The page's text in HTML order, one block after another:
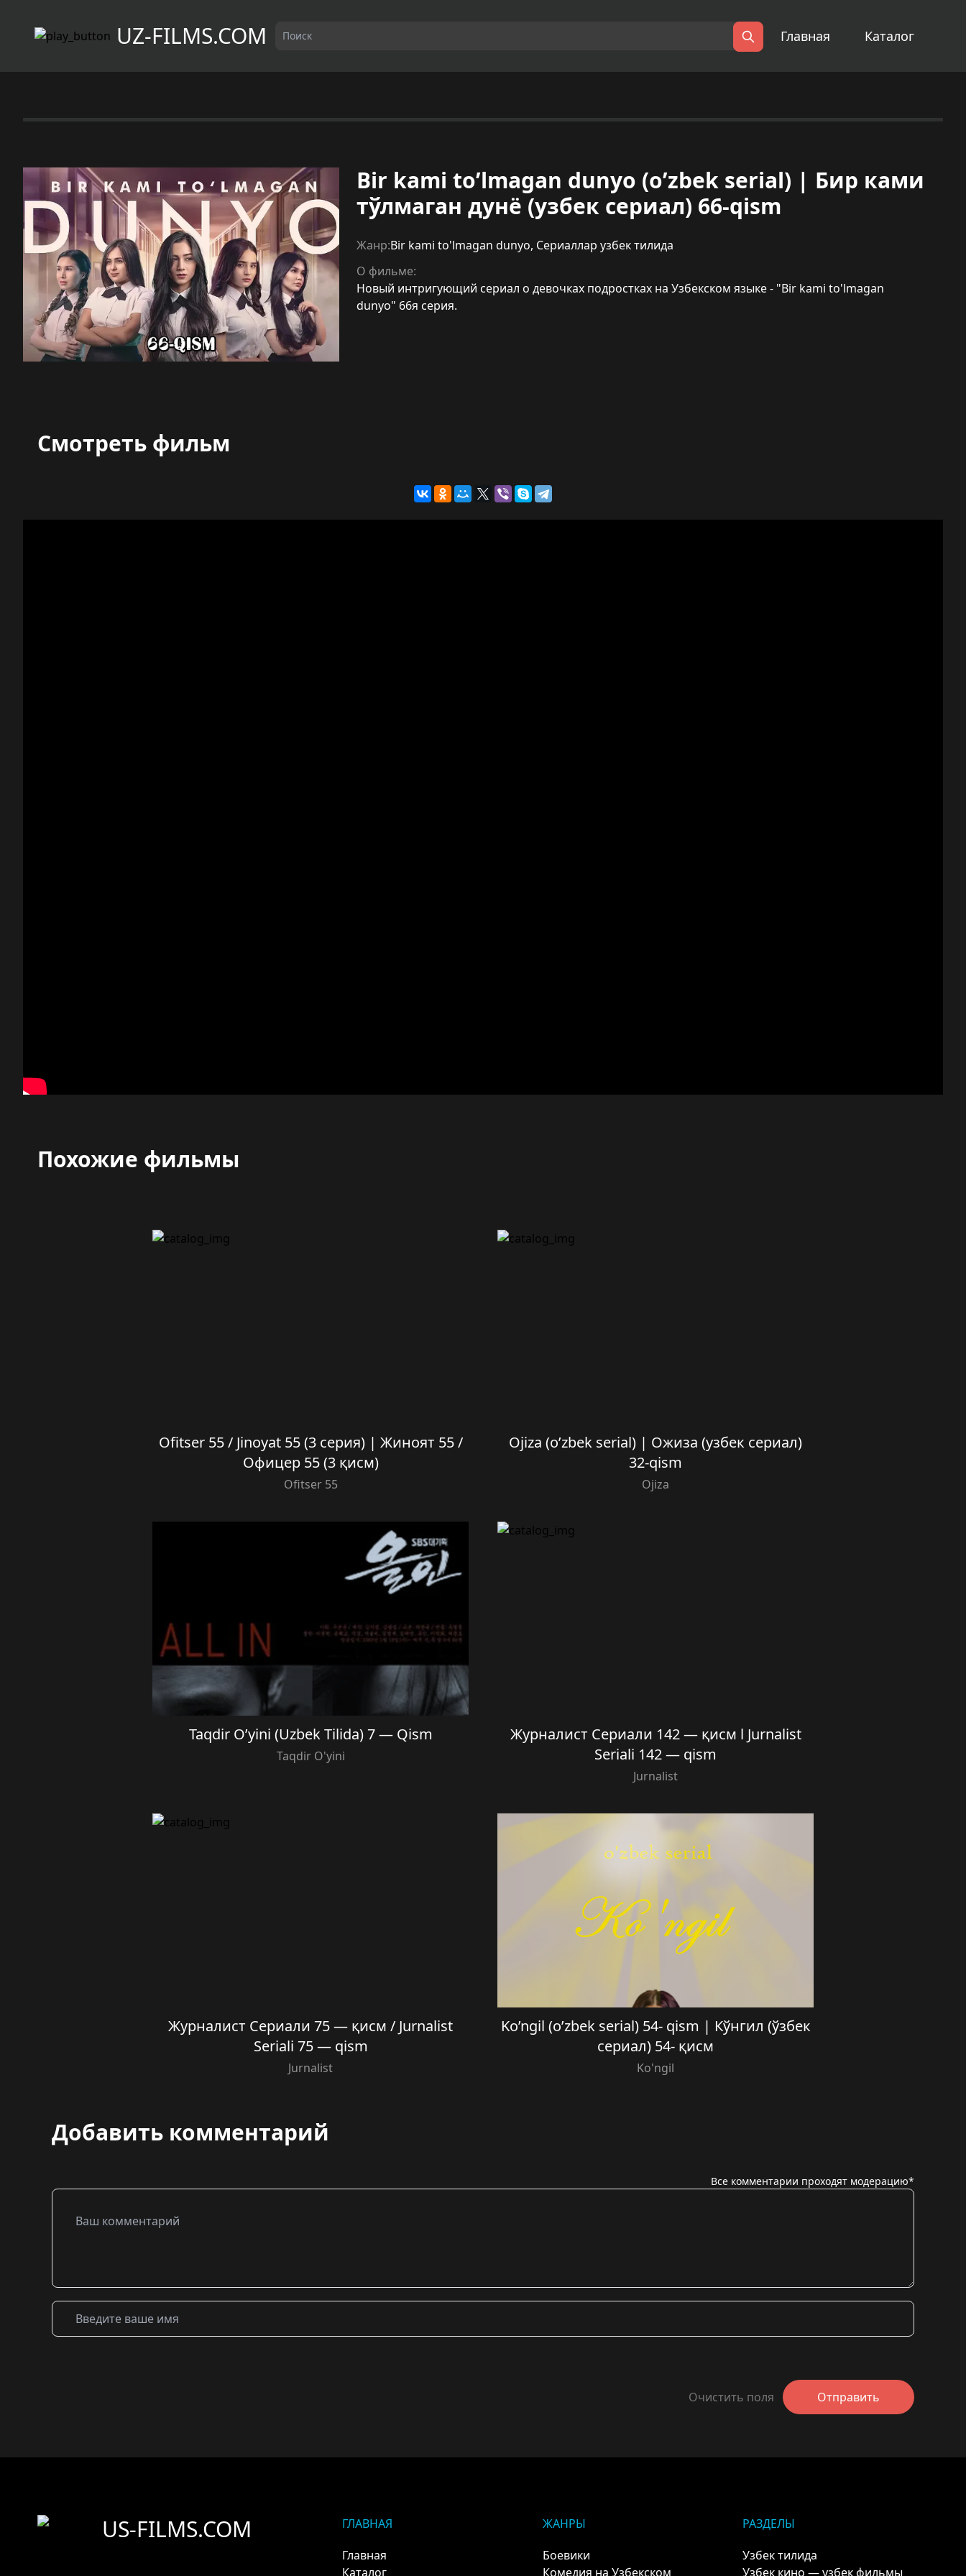
UZ-FILMS.COM Поиск
Главная Каталог
Bir kami to’lmagan dunyo (o’zbek serial) | Бир ками
тўлмаган дунё (узбек сериал) 66-qism
Жанр:Bir kami to'lmagan dunyo, Сериаллар узбек тилида
О фильме:
Новый интригующий сериал о девочках подростках на Узбекском языке - "Bir kami to'lmagan
dunyo" 66я серия.
Смотреть фильм
Похожие фильмы
Ofitser 55 / Jinoyat 55 (3 серия) | Жиноят 55 /
Офицер 55 (3 қисм)
Ofitser 55
Ojiza (o’zbek serial) | Ожиза (узбек сериал)
32-qism
Ojiza
Taqdir O’yini (Uzbek Tilida) 7 — Qism
Taqdir O'yini
Журналист Сериали 142 — қисм l Jurnalist
Seriali 142 — qism
Jurnalist
Журналист Сериали 75 — қисм / Jurnalist
Seriali 75 — qism
Jurnalist
Ko’ngil (o’zbek serial) 54- qism | Кўнгил (ўзбек
сериал) 54- қисм
Ko'ngil
Добавить комментарий
Все комментарии проходят модерацию*
Очистить поля Отправить
US-FILMS.COM
ГЛАВНАЯ
Главная
Каталог
ЖАНРЫ
Боевики
Комедия на Узбекском
РАЗДЕЛЫ
Узбек тилида
Узбек кино — узбек фильмы